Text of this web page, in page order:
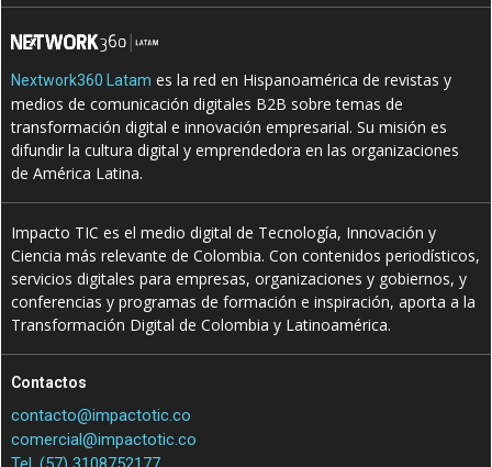
Nextwork360 Latam es la red en Hispanoamérica de revistas y
medios de comunicación digitales B2B sobre temas de
transformación digital e innovación empresarial. Su misión es
difundir la cultura digital y emprendedora en las organizaciones
de América Latina.
Impacto TIC es el medio digital de Tecnología, Innovación y
Ciencia más relevante de Colombia. Con contenidos periodísticos,
servicios digitales para empresas, organizaciones y gobiernos, y
conferencias y programas de formación e inspiración, aporta a la
Transformación Digital de Colombia y Latinoamérica.
Contactos
contacto@impactotic.co
comercial@impactotic.co